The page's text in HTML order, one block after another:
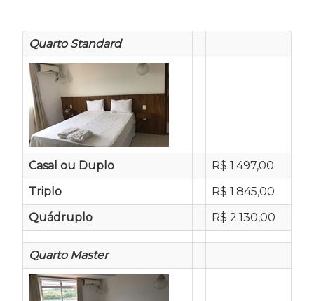
Quarto Standard
Casal ou Duplo
R$ 1.497,00
Triplo
R$ 1.845,00
Quádruplo
R$ 2.130,00
Quarto Master